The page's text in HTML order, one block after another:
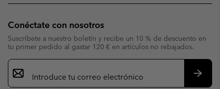
Conéctate con nosotros
Suscríbete a nuestro boletín y recibe un 10 % de descuento en
tu primer pedido al gastar 120 € en artículos no rebajados.
Suscripción
de
correo